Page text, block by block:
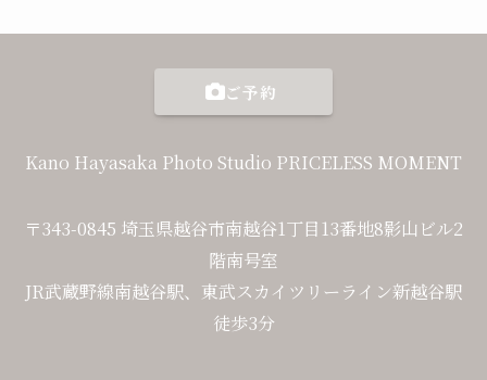
ご予約
Kano Hayasaka Photo Studio PRICELESS MOMENT
〒343-0845 埼玉県越谷市南越谷1丁目13番地8影山ビル2
階南号室
JR武蔵野線南越谷駅、東武スカイツリーライン新越谷駅
徒歩3分